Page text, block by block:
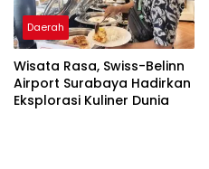
Daerah
Wisata Rasa, Swiss-Belinn
Airport Surabaya Hadirkan
Eksplorasi Kuliner Dunia